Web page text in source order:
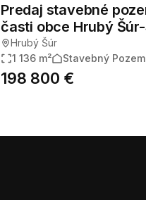
Predaj stavebné
časti obce Hrubý
Hrubý Šúr
1 136 m²
Stavebný
198 800 €